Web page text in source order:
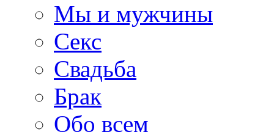
Мы и мужчины
Секс
Свадьба
Брак
Обо всем